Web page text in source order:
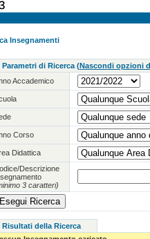
Insegnamenti
Parametri di Ricerca (Nascondi opzioni
Accademico
Corso
Didattica
Descrizione
3 caratteri)
Risultati della Ricerca